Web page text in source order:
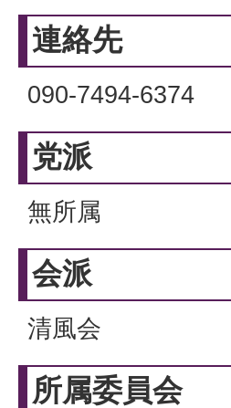
連絡先
090-7494-6374
党派
無所属
会派
清風会
所属委員会